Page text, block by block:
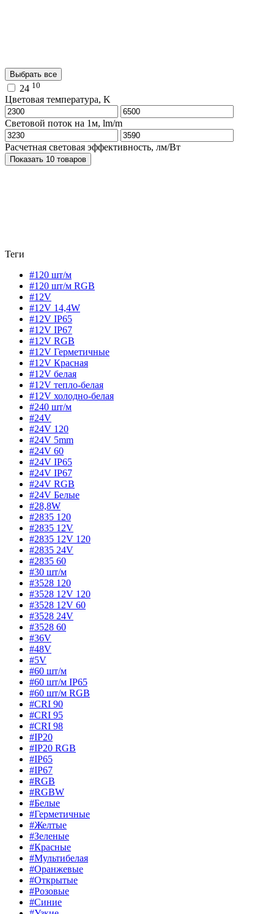
Выбрать все
24 10
Цветовая температура, K
Световой поток на 1м, lm/m
Расчетная световая эффективность, лм/Вт
Показать 10 товаров
Теги
#120 шт/м
#120 шт/м RGB
#12V
#12V 14,4W
#12V IP65
#12V IP67
#12V RGB
#12V Герметичные
#12V Красная
#12V белая
#12V тепло-белая
#12V холодно-белая
#240 шт/м
#24V
#24V 120
#24V 5mm
#24V 60
#24V IP65
#24V IP67
#24V RGB
#24V Белые
#28,8W
#2835 120
#2835 12V
#2835 12V 120
#2835 24V
#2835 60
#30 шт/м
#3528 120
#3528 12V 120
#3528 12V 60
#3528 24V
#3528 60
#36V
#48V
#5V
#60 шт/м
#60 шт/м IP65
#60 шт/м RGB
#CRI 90
#CRI 95
#CRI 98
#IP20
#IP20 RGB
#IP65
#IP67
#RGB
#RGBW
#Белые
#Герметичные
#Желтые
#Зеленые
#Красные
#Мультибелая
#Оранжевые
#Открытые
#Розовые
#Синие